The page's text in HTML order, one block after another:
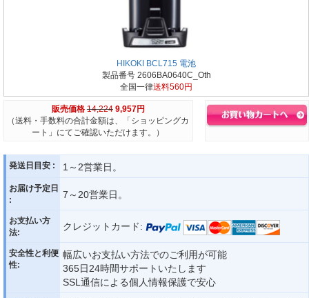
HIKOKI BCL715 電池
製品番号 2606BA0640C_Oth
全国一律送料560円
販売価格 14,224 9,957円
（送料・手数料の合計金額は、「ショッピングカ
ート」にてご確認いただけます。）
発送日目安 : 1～2営業日。
お届け予定日
:
7～20営業日。
お支払い方
法:
クレジットカード:
安全性と利便
性:
幅広いお支払い方法でのご利用が可能
365日24時間サポートいたします
SSL通信による個人情報保護で安心